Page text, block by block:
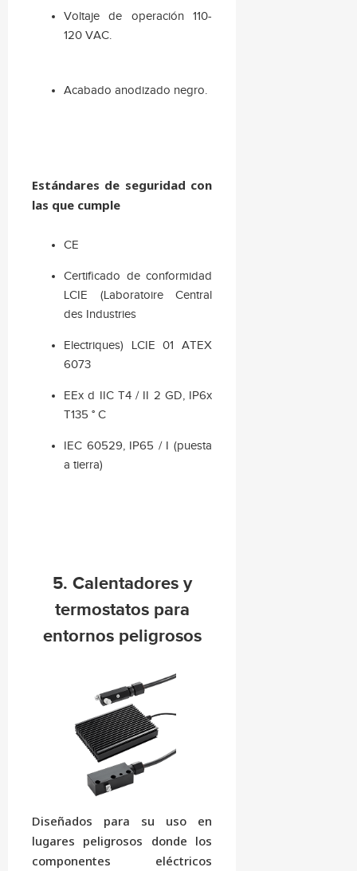
Voltaje de operación 110-
120 VAC.
Acabado anodizado negro.
Estándares de seguridad con
las que cumple
CE
Certificado de conformidad
LCIE (Laboratoire Central
des Industries
Electriques) LCIE 01 ATEX
6073
EEx d IIC T4 / II 2 GD, IP6x
T135 ° C
IEC 60529, IP65 / I (puesta
a tierra)
5. Calentadores y
termostatos para
entornos peligrosos
Diseñados para su uso en
lugares peligrosos donde los
componentes eléctricos